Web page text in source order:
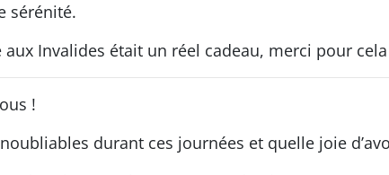
sérénité.
aux Invalides était un réel cadeau, merci pour
!
durant ces journées et quelle joie